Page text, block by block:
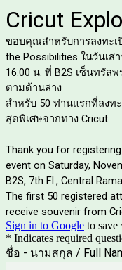
Cricut
ขอบคุณสำหรับการลงทะเ
the Possibilities ในวันเส
16.00 น. ที่ B2S เซ็นทรัลพ
ตามด้านล่าง
สำหรับ 50 ท่านแรกที่ลงท
สุดพิเศษจากทาง Cricut
Thank you for
event on Saturday,
B2S, 7th Fl., Central
The first 50 registered
receive souvenir from
Sign in to Google to save
* Indicates required
ชื่อ - นามสกุล / Full